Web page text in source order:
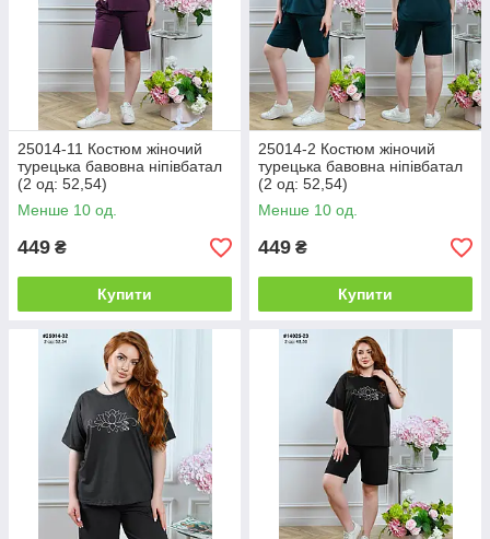
25014-11 Костюм жіночий
турецька бавовна ніпівбатал
(2 од: 52,54)
Менше 10 од.
449 ₴
Купити
25014-2 Костюм жіночий
турецька бавовна ніпівбатал
(2 од: 52,54)
Менше 10 од.
449 ₴
Купити